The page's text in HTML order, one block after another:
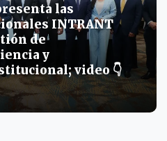
las
INTRANT
de
y
video 👇